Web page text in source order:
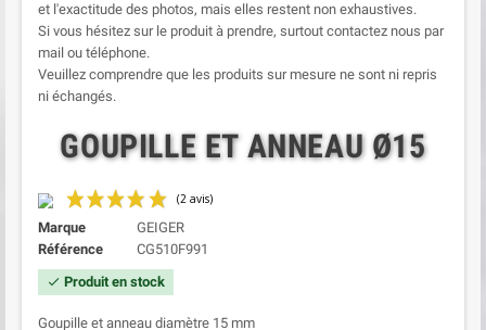
et l'exactitude des photos, mais elles restent non exhaustives.
Si vous hésitez sur le produit à prendre, surtout contactez nous par
mail ou téléphone.
Veuillez comprendre que les produits sur mesure ne sont ni repris
ni échangés.
GOUPILLE ET ANNEAU Ø15
Marque
GEIGER
Référence
CG510F991
check Produit en stock
Goupille et anneau diamètre 15 mm